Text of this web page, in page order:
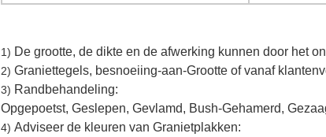
1) De grootte, de dikte en de afwerking kunnen door het
2) Graniettegels, besnoeiing-aan-Grootte of vanaf
3) Randbehandeling:
Opgepoetst, Geslepen, Gevlamd, Bush-Gehamerd,
4) Adviseer de kleuren van Granietplakken: